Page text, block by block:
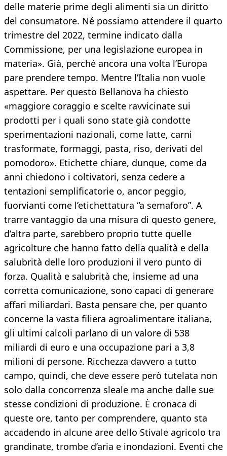
delle materie prime degli alimenti sia un diritto
del consumatore. Né possiamo attendere il quarto
trimestre del 2022, termine indicato dalla
Commissione, per una legislazione europea in
materia». Già, perché ancora una volta l’Europa
pare prendere tempo. Mentre l’Italia non vuole
aspettare. Per questo Bellanova ha chiesto
«maggiore coraggio e scelte ravvicinate sui
prodotti per i quali sono state già condotte
sperimentazioni nazionali, come latte, carni
trasformate, formaggi, pasta, riso, derivati del
pomodoro». Etichette chiare, dunque, come da
anni chiedono i coltivatori, senza cedere a
tentazioni semplificatorie o, ancor peggio,
fuorvianti come l’etichettatura “a semaforo”. A
trarre vantaggio da una misura di questo genere,
d’altra parte, sarebbero proprio tutte quelle
agricolture che hanno fatto della qualità e della
salubrità delle loro produzioni il vero punto di
forza. Qualità e salubrità che, insieme ad una
corretta comunicazione, sono capaci di generare
affari miliardari. Basta pensare che, per quanto
concerne la vasta filiera agroalimentare italiana,
gli ultimi calcoli parlano di un valore di 538
miliardi di euro e una occupazione pari a 3,8
milioni di persone. Ricchezza davvero a tutto
campo, quindi, che deve essere però tutelata non
solo dalla concorrenza sleale ma anche dalle sue
stesse condizioni di produzione. È cronaca di
queste ore, tanto per comprendere, quanto sta
accadendo in alcune aree dello Stivale agricolo tra
grandinate, trombe d’aria e inondazioni. Eventi che